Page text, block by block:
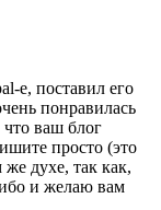
e, поставил его
понравилась
ваш блог
просто (это
духе, так как,
и желаю вам